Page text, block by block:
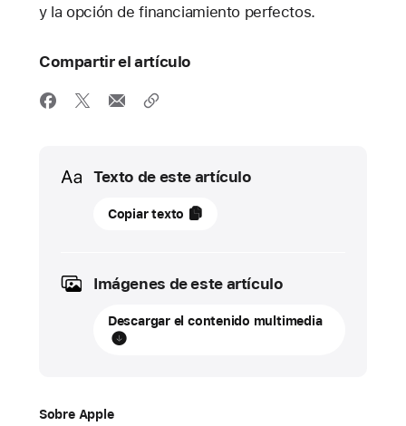
y la opción de financiamiento perfectos.
Compartir el artículo
Media
Texto de este artículo
14
de
COMUNICADO
Apple
Copiar texto
Imágenes de este artículo
Descargar el contenido multimedia
Sobre Apple